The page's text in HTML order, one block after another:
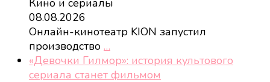
Кино и сериалы
08.08.2026
Онлайн-кинотеатр KION запустил
производство …
«Девочки Гилмор»: история культового
сериала станет фильмом